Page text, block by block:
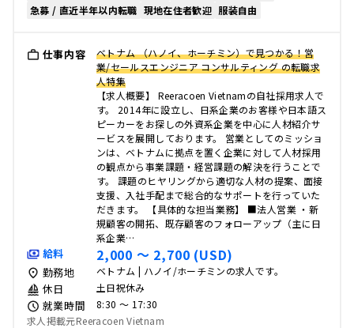
急募 / 直近半年以内転職 現地在住者歓迎 服装自由
仕事内容
ベトナム （ハノイ、ホーチミン）で見つかる！営
業/セールスエンジニア コンサルティング の転職求
人特集
【求人概要】 Reeracoen Vietnamの自社採用求人で
す。 2014年に設立し、日系企業のお客様や日本語ス
ピーカーをお探しの外資系企業を中心に人材紹介サ
ービスを展開しております。 営業としてのミッショ
ンは、ベトナムに拠点を置く企業に対して人材採用
の観点から事業課題・経営課題の解決を行うことで
す。 課題のヒヤリングから適切な人材の提案、面接
支援、入社手配まで総合的なサポートを行っていた
だきます。 【具体的な担当業務】 ■法人営業 ・新
規顧客の開拓、既存顧客のフォローアップ（主に日
系企業…
給料 2,000 〜 2,700 (USD)
勤務地 ベトナム | ハノイ/ホーチミンの求人です。
休日 土日祝休み
就業時間
8:30 〜 17:30
求人掲載元Reeracoen Vietnam